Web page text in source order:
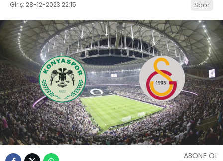
Facebook
Instagram
Youtube
Giriş: 28-12-2023 22:15 Spor
ABONE OL